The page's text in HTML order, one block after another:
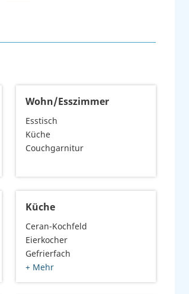
Wohn/Esszimmer
Esstisch
Küche
Couchgarnitur
Küche
Ceran-Kochfeld
Eierkocher
Gefrierfach
+ Mehr